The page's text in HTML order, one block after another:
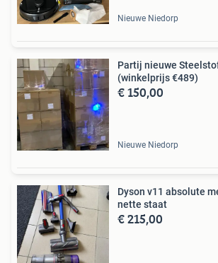
Nieuwe Niedorp
Partij nieuwe
(winkelprijs €489)
€ 150,00
Nieuwe Niedorp
Dyson v11 absolute
nette staat
€ 215,00